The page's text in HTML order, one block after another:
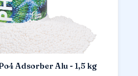
Adsorber Alu - 1,5 kg